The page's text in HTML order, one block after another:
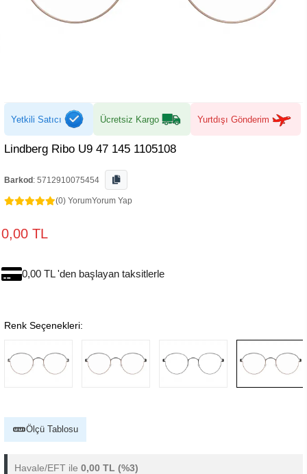
Yetkili Satıcı Ücretsiz Kargo Yurtdışı Gönderim
Lindberg Ribo U9 47 145 1105108
Barkod : 5712910075454
(0) YorumYorum Yap
0,00 TL
0,00 TL 'den başlayan taksitlerle
Renk Seçenekleri:
Ölçü Tablosu
Havale/EFT ile 0,00 TL (%3)